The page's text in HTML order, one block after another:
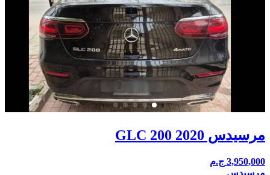
مرسيدس GLC 200 2020
3,950,000 ج.م